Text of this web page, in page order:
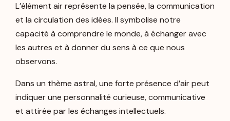
L’élément air représente la pensée, la communication
et la circulation des idées. Il symbolise notre
capacité à comprendre le monde, à échanger avec
les autres et à donner du sens à ce que nous
observons.
Dans un thème astral, une forte présence d’air peut
indiquer une personnalité curieuse, communicative
et attirée par les échanges intellectuels.